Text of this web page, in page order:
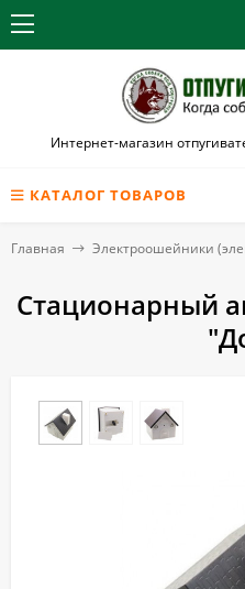
Интернет-магазин
КАТАЛОГ ТОВАРОВ
Главная Электроошейники
Стационарный